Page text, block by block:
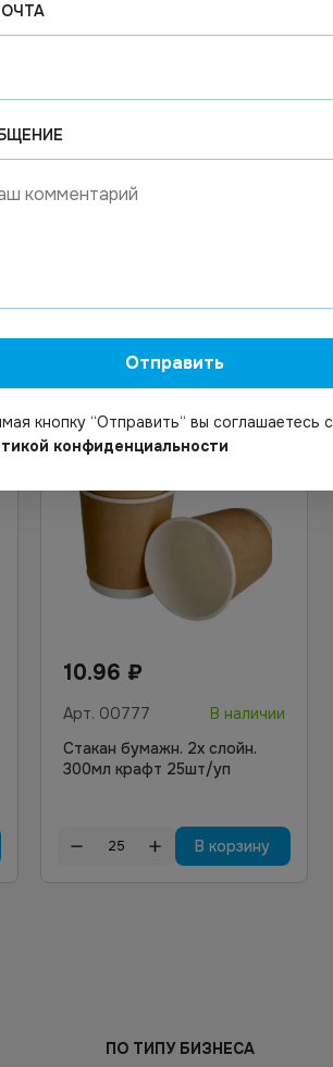
10.96 ₽
Арт. 00777
В наличии
Стакан бумажн. 2х слойн.
300мл крафт 25шт/уп
В корзину
ПО ТИПУ БИЗНЕСА
Отправить
кнопку “Отправить“ вы соглашаетесь с
конфиденциальности